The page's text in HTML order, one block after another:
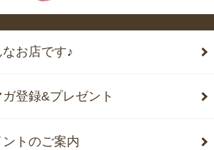
お店です♪
登録&プレゼント
トのご案内